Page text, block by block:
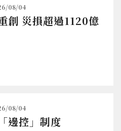
08/04
創 災損超過1120億
08/04
邊控」制度